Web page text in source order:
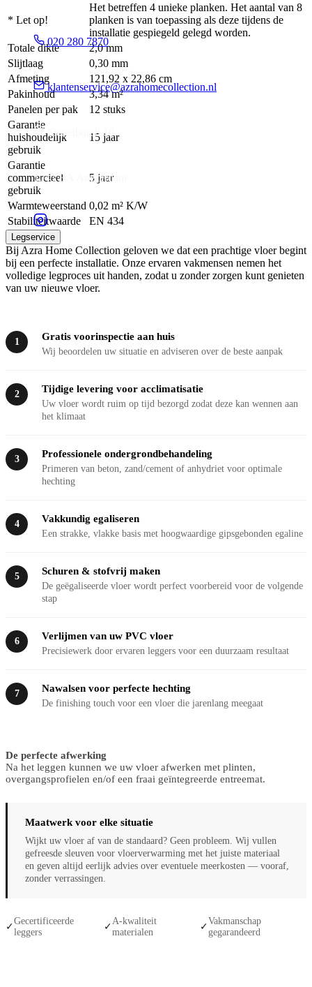
020 280 7870
klantenservice@azrahomecollection.nl
Sierenborch 10
1043 BA Amsterdam
* Let op!
Het betreffen 4 unieke planken. Het aantal van 8
planken is van toepassing als deze tijdens de
installatie gespiegeld gelegd worden.
Totale dikte
2,0 mm
Slijtlaag
0,30 mm
Afmeting
121,92 x 22,86 cm
Pakinhoud
3,34 m²
Panelen per pak
12 stuks
Garantie
huishoudelijk
gebruik
15 jaar
Garantie
commercieel
gebruik
5 jaar
Warmteweerstand 0,02 m² K/W
Stabiliteitwaarde
EN 434
Legservice
Bij Azra Home Collection geloven we dat een prachtige vloer begint
bij een perfecte installatie. Onze ervaren vakmensen nemen het
volledige legproces uit handen, zodat u zonder zorgen kunt genieten
van uw nieuwe vloer.
1 Gratis voorinspectie aan huis
Wij beoordelen uw situatie en adviseren over de beste aanpak
2 Tijdige levering voor acclimatisatie
Uw vloer wordt ruim op tijd bezorgd zodat deze kan wennen aan
het klimaat
3 Professionele ondergrondbehandeling
Primeren van beton, zand/cement of anhydriet voor optimale
hechting
4 Vakkundig egaliseren
Een strakke, vlakke basis met hoogwaardige gipsgebonden egaline
5 Schuren & stofvrij maken
De geëgaliseerde vloer wordt perfect voorbereid voor de volgende
stap
6 Verlijmen van uw PVC vloer
Precisiewerk door ervaren leggers voor een duurzaam resultaat
7 Nawalsen voor perfecte hechting
De finishing touch voor een vloer die jarenlang meegaat
De perfecte afwerking
Na het leggen kunnen we uw vloer afwerken met plinten,
overgangsprofielen en/of een fraai geïntegreerde entreemat.
Maatwerk voor elke situatie
Wijkt uw vloer af van de standaard? Geen probleem. Wij vullen
gefreesde sleuven voor vloerverwarming met het juiste materiaal
en geven altijd eerlijk advies over eventuele meerkosten — vooraf,
zonder verrassingen.
✓
Gecertificeerde
leggers
✓
A-kwaliteit
materialen
✓
Vakmanschap
gegarandeerd